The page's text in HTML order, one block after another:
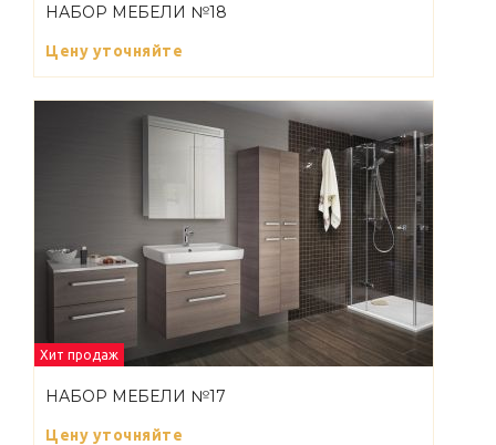
НАБОР МЕБЕЛИ №18
Цену уточняйте
Хит продаж
НАБОР МЕБЕЛИ №17
Цену уточняйте